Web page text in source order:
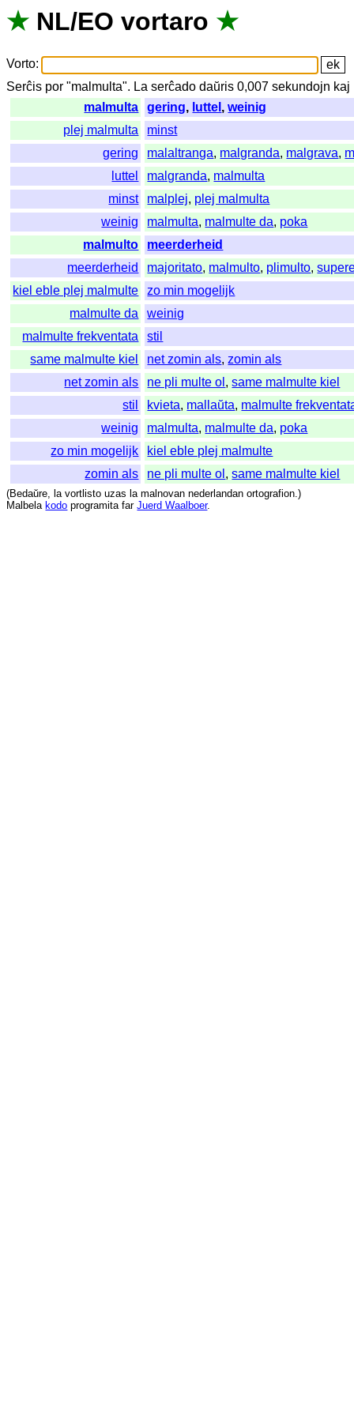
★ NL/EO vortaro ★
Vorto:
Serĉis por "malmulta". La serĉado daŭris 0,007sekundojn kaj
malmulta
gering, luttel ,weinig
plej malmulta
minst
gering
malaltranga, malgranda, malgrava,
luttel
malgranda, malmulta
minst
malplej, plej malmulta
weinig
malmulta, malmulte da, poka
malmulto
meerderheid
meerderheid
majoritato, malmulto, plimulto,
kiel eble plej malmulte
zo min mogelijk
malmulte da
weinig
malmulte frekventata
stil
same malmulte kiel
net zomin als,zomin als
net zomin als
ne pli multe ol ,same malmulte kiel
stil
kvieta, mallaŭta, malmulte
weinig
malmulta, malmulte da, poka
zo min mogelijk
kiel eble plej malmulte
zomin als
ne pli multe ol ,same malmulte kiel
(Bedaŭre, la vortlisto uzas la malnovan nederlandan ortografion.)
Malbela kodo programita far Juerd Waalboer.